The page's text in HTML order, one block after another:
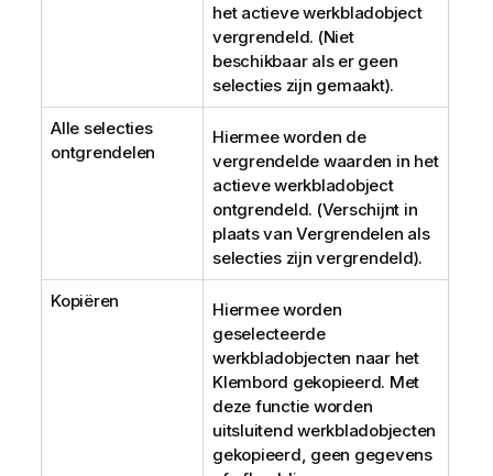
het actieve werkbladobject
vergrendeld. (Niet
beschikbaar als er geen
selecties zijn gemaakt).
Alle selecties
ontgrendelen
Hiermee worden de
vergrendelde waarden in het
actieve werkbladobject
ontgrendeld. (Verschijnt in
plaats vanVergrendelen als
selecties zijn vergrendeld).
Kopiëren
Hiermee worden
geselecteerde
werkbladobjecten naar het
Klembord gekopieerd. Met
deze functie worden
uitsluitend werkbladobjecten
gekopieerd, geen gegevens